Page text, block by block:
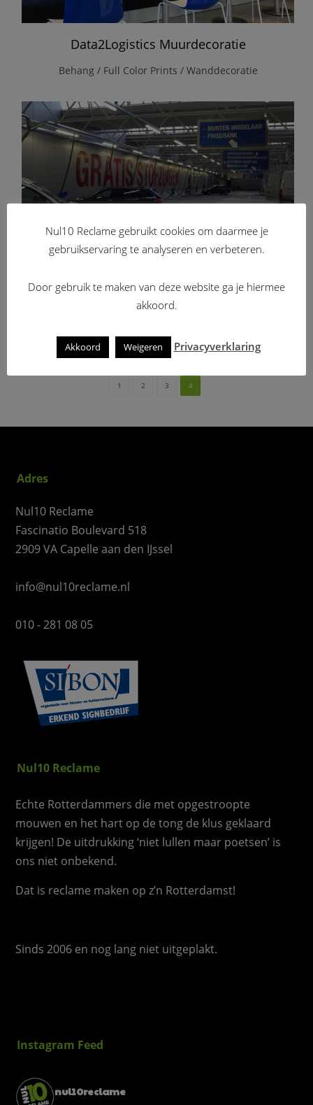
Data2Logistics Muurdecoratie
Behang / Full Color Prints / Wanddecoratie
Interne bewegwijzering
1 2 3 4
Adres
Nul10 Reclame
Fascinatio Boulevard 518
2909 VA Capelle aan den IJssel
info@nul10reclame.nl
010 - 281 08 05
Nul10 Reclame
Echte Rotterdammers die met opgestroopte
mouwen en het hart op de tong de klus geklaard
krijgen! De uitdrukking ‘niet lullen maar poetsen’ is
ons niet onbekend.
Dat is reclame maken op z’n Rotterdamst!
Sinds 2006 en nog lang niet uitgeplakt.
Instagram Feed
nul10reclame
Nul10 Reclame gebruikt cookies om daarmee je
gebruikservaring te analyseren en verbeteren.
Door gebruik te maken van deze website ga je hiermee
akkoord.
Akkoord Weigeren Privacyverklaring